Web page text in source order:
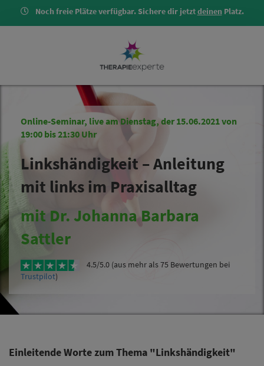
Noch freie Plätze verfügbar. Sichere dir jetztdeinen Platz.
Online-Seminar, live am Dienstag, der 15.06.2021 von
19:00 bis 21:30 Uhr
Linkshändigkeit – Anleitung
mit links im Praxisalltag
mit Dr. Johanna Barbara
Sattler
4.5/5.0 (aus mehr als 75 Bewertungen bei
Trustpilot)
Einleitende Worte zum Thema "Linkshändigkeit"